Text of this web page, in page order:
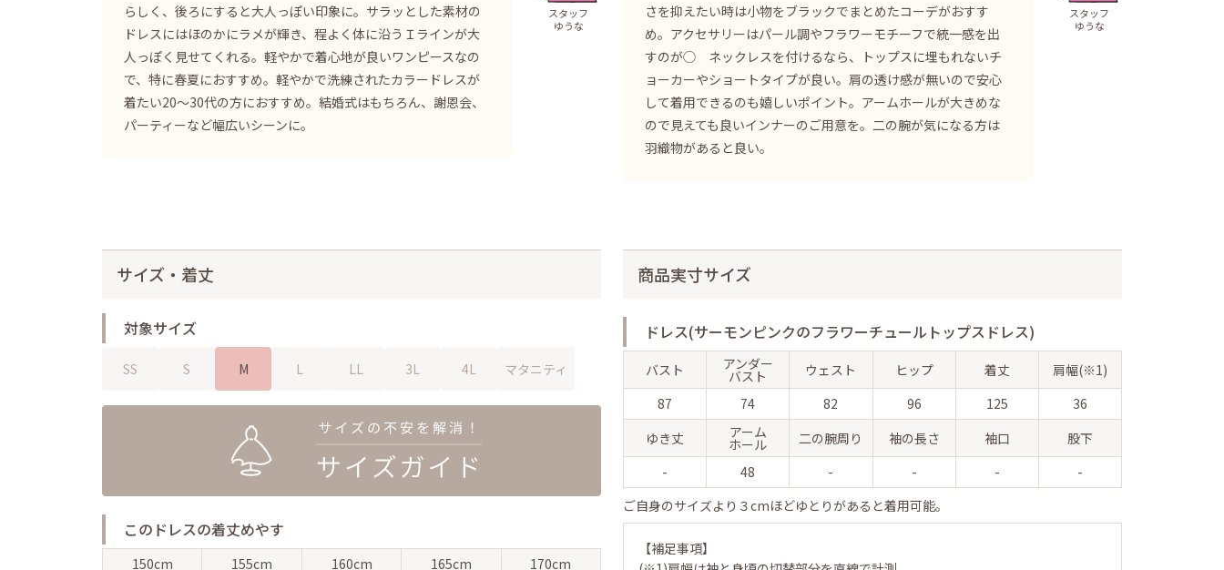
らしく、後ろにすると大人っぽい印象に。サラッとした素材の
ドレスにはほのかにラメが輝き、程よく体に沿うＩラインが大
人っぽく見せてくれる。軽やかで着心地が良いワンピースなの
で、特に春夏におすすめ。軽やかで洗練されたカラードレスが
着たい20〜30代の方におすすめ。結婚式はもちろん、謝恩会、
パーティーなど幅広いシーンに。
スタッフ
ゆうな
さを抑えたい時は小物をブラックでまとめたコーデがおすす
め。アクセサリーはパール調やフラワーモチーフで統一感を出
すのが◯ ネックレスを付けるなら、トップスに埋もれないチ
ョーカーやショートタイプが良い。肩の透け感が無いので安心
して着用できるのも嬉しいポイント。アームホールが大きめな
ので見えても良いインナーのご用意を。二の腕が気になる方は
羽織物があると良い。
スタッフ
ゆうな
サイズ・着丈
対象サイズ
SS S M L LL 3L 4L マタニティ
このドレスの着丈めやす
150cm 155cm 160cm 165cm 170cm
商品実寸サイズ
ドレス(サーモンピンクのフラワーチュールトップスドレス)
バスト アンダー
バスト ウェスト ヒップ 着丈
肩幅(※1)
87
74 82 96 125
36
ゆき丈
アーム
ホール 二の腕周り 袖の長さ 袖口
股下
-
48 - - -
-
ご自身のサイズより３cmほどゆとりがあると着用可能。
【補足事項】